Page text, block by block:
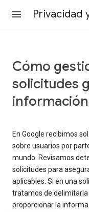
Cómo
solicitudes
En Google recibimos
sobre usuarios por
mundo. Revisamos
solicitudes para
aplicables. Si en una
tratamos de delimitarla
proporcionar la